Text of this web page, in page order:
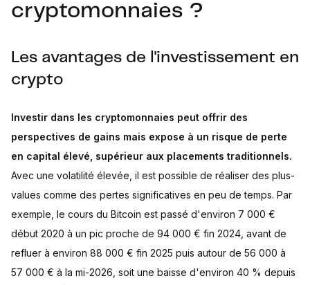
cryptomonnaies ?
Les avantages de l'investissement en
crypto
Investir dans les cryptomonnaies peut offrir des
perspectives de gains mais expose à un risque de perte
en capital élevé, supérieur aux placements traditionnels.
Avec une volatilité élevée, il est possible de réaliser des plus-
values comme des pertes significatives en peu de temps. Par
exemple, le cours du Bitcoin est passé d'environ 7 000 €
début 2020 à un pic proche de 94 000 € fin 2024, avant de
refluer à environ 88 000 € fin 2025 puis autour de 56 000 à
57 000 € à la mi-2026, soit une baisse d'environ 40 % depuis